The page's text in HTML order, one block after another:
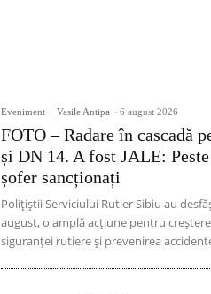
Eveniment Vasile Antipa - 6 august 2026
FOTO – Radare în cascadă
și DN 14. A fost JALE:
șofer sancționați
Polițiștii Serviciului Rutier Sibiu au
august, o amplă acțiune pentru
siguranței rutiere și prevenirea